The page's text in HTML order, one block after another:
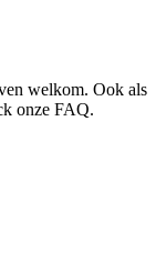
welkom. Ook als
onze FAQ.